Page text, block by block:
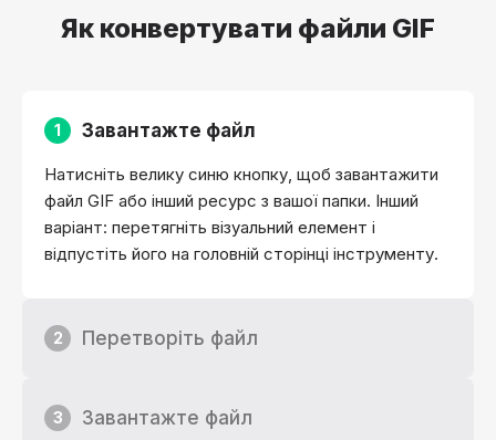
Як конвертувати файли GIF
1 Завантажте файл
Натисніть велику синю кнопку, щоб завантажити
файл GIF або інший ресурс з вашої папки. Інший
варіант: перетягніть візуальний елемент і
відпустіть його на головній сторінці інструменту.
2 Перетворіть файл
3 Завантажте файл